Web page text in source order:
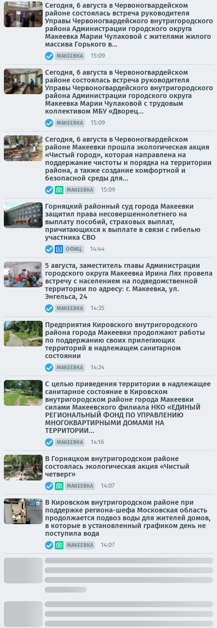
Сегодня, 6 августа в Червоногвардейском
районе состоялась встреча руководителя
Управы Червоногвардейского внутригородского
района Администрации городского округа
Макеевка Марии Чулаковой с жителями жилого
массива Горького в...
МАКЕЕВКА 15:09
Сегодня, 6 августа в Червоногвардейском
районе состоялась встреча руководителя
Управы Червоногвардейского внутригородского
района Администрации городского округа
Макеевка Марии Чулаковой с трудовым
коллективом МБУ «Дворец...
МАКЕЕВКА 15:09
Сегодня, 6 августа в Червоногвардейском
районе Макеевки прошла экологическая акция
«Чистый город», которая направлена на
поддержание чистоты и порядка на территории
района, а также создание комфортной и
безопасной среды для...
МАКЕЕВКА 15:09
Горняцкий районный суд города Макеевки
защитил права несовершеннолетнего на
выплату пособий, страховых выплат,
причитающихся к выплате в связи с гибелью
участника СВО
ОФИЦ. 14:44
5 августа, заместитель главы Администрации
городского округа Макеевка Ирина Лях провела
встречу с населением на подведомственной
территории по адресу: г. Макеевка, ул.
Энгельса, 24
МАКЕЕВКА 14:35
Предприятия Кировского внутригородского
района города Макеевки продолжают работы
по поддержанию своих прилегающих
территорий в надлежащем санитарном
состоянии
МАКЕЕВКА 14:24
С целью приведения территории в надлежащее
санитарное состояние в Кировском
внутригородском районе города Макеевки
силами Макеевского филиала НКО «ЕДИНЫЙ
РЕГИОНАЛЬНЫЙ ФОНД ПО УПРАВЛЕНИЮ
МНОГОКВАРТИРНЫМИ ДОМАМИ НА
ТЕРРИТОРИИ...
МАКЕЕВКА 14:16
В Горняцком внутригородском районе
состоялась экологическая акция «Чистый
четверг»
МАКЕЕВКА 14:07
В Кировском внутригородском районе при
поддержке региона-шефа Московская область
продолжается подвоз воды для жителей домов,
в которые в установленный графиком день не
поступила вода
МАКЕЕВКА 14:07